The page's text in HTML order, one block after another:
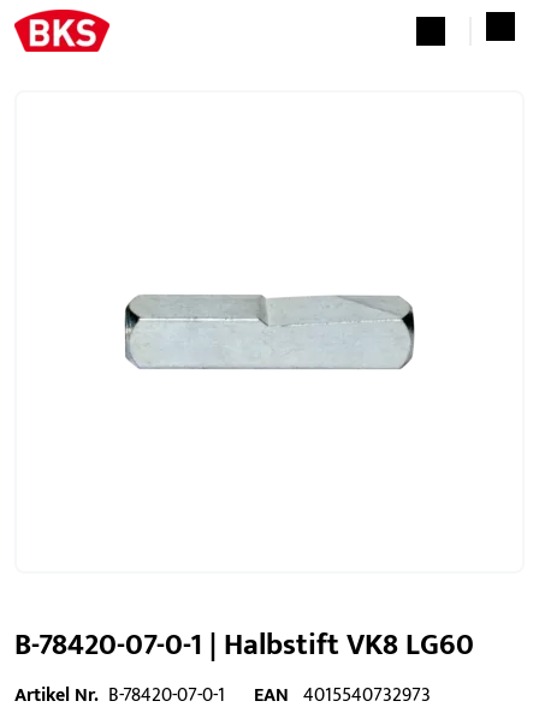
B-78420-07-0-1 | Halbstift VK8 LG60
Artikel Nr. B-78420-07-0-1 EAN 4015540732973